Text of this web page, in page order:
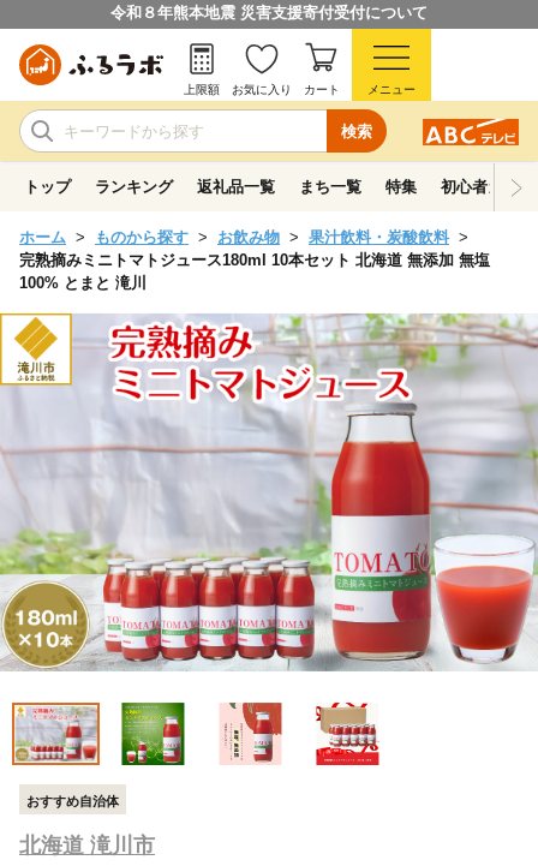
令和８年熊本地震 災害支援寄付受付について
検索
上限額 お気に入り カート メニュー
トップ ランキング 返礼品一覧 まち一覧 特集 初心者ガイド
ホーム ものから探す お飲み物
果汁飲料・炭酸飲料
完熟摘みミニトマトジュース180ml 10本セット 北海道 無添加 無塩
100% とまと 滝川
おすすめ自治体
北海道 滝川市